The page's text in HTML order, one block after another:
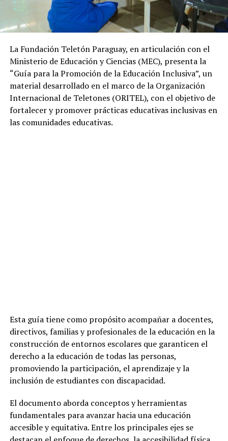
La Fundación Teletón Paraguay, en articulación con el
Ministerio de Educación y Ciencias (MEC), presenta la
“Guía para la Promoción de la Educación Inclusiva”, un
material desarrollado en el marco de la Organización
Internacional de Teletones (ORITEL), con el objetivo de
fortalecer y promover prácticas educativas inclusivas en
las comunidades educativas.
Esta guía tiene como propósito acompañar a docentes,
directivos, familias y profesionales de la educación en la
construcción de entornos escolares que garanticen el
derecho a la educación de todas las personas,
promoviendo la participación, el aprendizaje y la
inclusión de estudiantes con discapacidad.
El documento aborda conceptos y herramientas
fundamentales para avanzar hacia una educación
accesible y equitativa. Entre los principales ejes se